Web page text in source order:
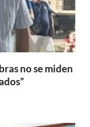
no se miden